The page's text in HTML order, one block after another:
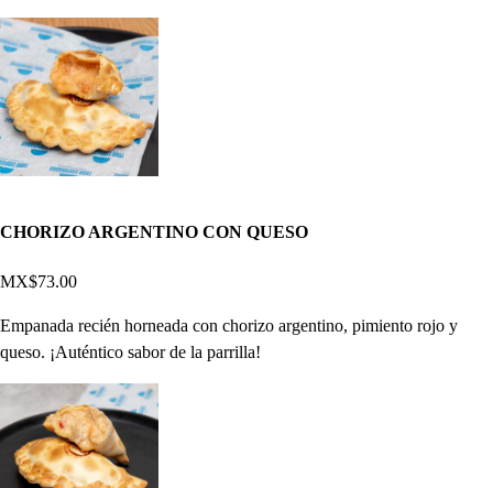
CHORIZO ARGENTINO CON QUESO
MX$73.00
Empanada recién horneada con chorizo argentino, pimiento rojo y
queso. ¡Auténtico sabor de la parrilla!